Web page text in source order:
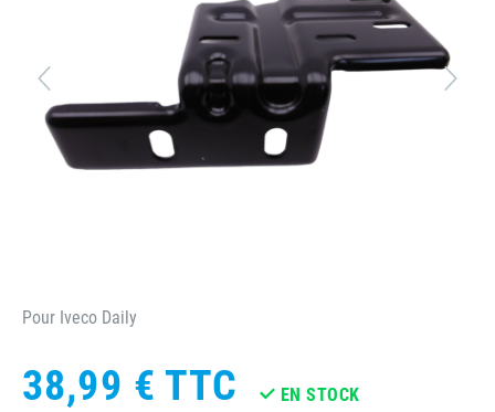
Pour Iveco Daily
38,99 € TTC EN STOCK